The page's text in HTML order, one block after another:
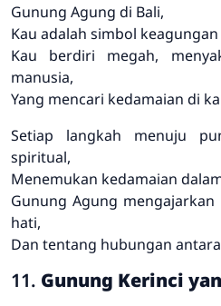
Gunung Agung di Bali,
Kau adalah simbol
Kau berdiri megah,
manusia,
Yang mencari kedamaian di
Setiap langkah menuju
spiritual,
Menemukan kedamaian
Gunung Agung
hati,
Dan tentang hubungan
11. Gunung Kerinci